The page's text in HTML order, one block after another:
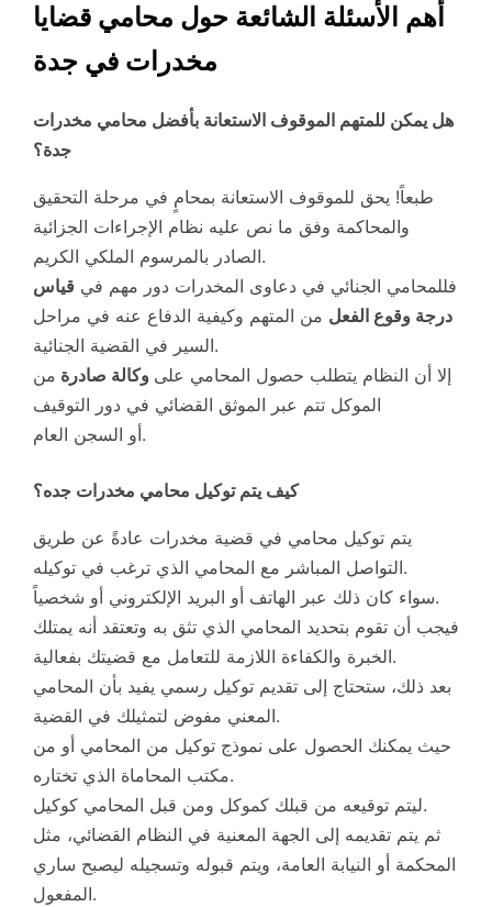
أهم الأسئلة الشائعة حول محامي قضايا
مخدرات في جدة
هل يمكن للمتهم الموقوف الاستعانة بأفضل محامي مخدرات
جدة؟
طبعاً! يحق للموقوف الاستعانة بمحامٍ في مرحلة التحقيق
والمحاكمة وفق ما نص عليه نظام الإجراءات الجزائية
الصادر بالمرسوم الملكي الكريم.
فللمحامي الجنائي في دعاوى المخدرات دور مهم في قياس
درجة وقوع الفعل من المتهم وكيفية الدفاع عنه في مراحل
السير في القضية الجنائية.
إلا أن النظام يتطلب حصول المحامي على وكالة صادرة من
الموكل تتم عبر الموثق القضائي في دور التوقيف
أو السجن العام.
كيف يتم توكيل محامي مخدرات جده؟
يتم توكيل محامي في قضية مخدرات عادةً عن طريق
التواصل المباشر مع المحامي الذي ترغب في توكيله.
سواء كان ذلك عبر الهاتف أو البريد الإلكتروني أو شخصياً.
فيجب أن تقوم بتحديد المحامي الذي تثق به وتعتقد أنه يمتلك
الخبرة والكفاءة اللازمة للتعامل مع قضيتك بفعالية.
بعد ذلك، ستحتاج إلى تقديم توكيل رسمي يفيد بأن المحامي
المعني مفوض لتمثيلك في القضية.
حيث يمكنك الحصول على نموذج توكيل من المحامي أو من
مكتب المحاماة الذي تختاره.
ليتم توقيعه من قبلك كموكل ومن قبل المحامي كوكيل.
ثم يتم تقديمه إلى الجهة المعنية في النظام القضائي، مثل
المحكمة أو النيابة العامة، ويتم قبوله وتسجيله ليصبح ساري
المفعول.